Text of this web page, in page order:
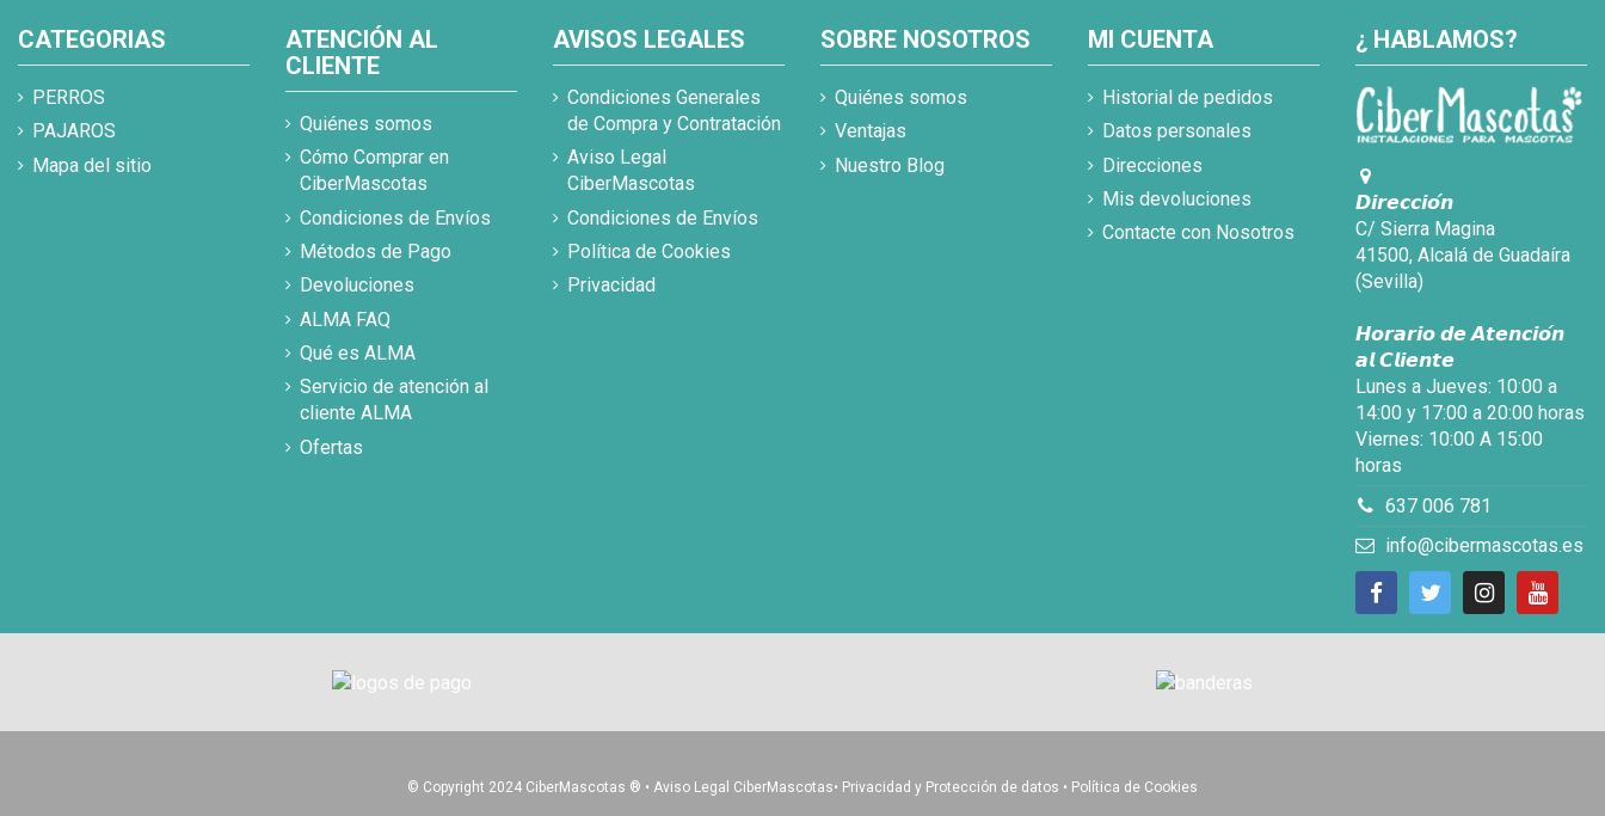
CATEGORIAS
PERROS
PAJAROS
Mapa del sitio
ATENCIÓN AL
CLIENTE
Quiénes somos
Cómo Comprar en
CiberMascotas
Condiciones de Envíos
Métodos de Pago
Devoluciones
ALMA FAQ
Qué es ALMA
Servicio de atención al
cliente ALMA
Ofertas
AVISOS LEGALES
Condiciones Generales
de Compra y Contratación
Aviso Legal
CiberMascotas
Condiciones de Envíos
Política de Cookies
Privacidad
SOBRE NOSOTROS
Quiénes somos
Ventajas
Nuestro Blog
MI CUENTA
Historial de pedidos
Datos personales
Direcciones
Mis devoluciones
Contacte con Nosotros
¿ HABLAMOS?
𝘿𝙞𝙧𝙚𝙘𝙘𝙞𝙤́𝙣
C/ Sierra Magina
41500, Alcalá de Guadaíra
(Sevilla)
𝙃𝙤𝙧𝙖𝙧𝙞𝙤 𝙙𝙚 𝘼𝙩𝙚𝙣𝙘𝙞𝙤́𝙣
𝙖𝙡 𝘾𝙡𝙞𝙚𝙣𝙩𝙚
Lunes a Jueves: 10:00 a
14:00 y 17:00 a 20:00 horas
Viernes: 10:00 A 15:00
horas
637 006 781
info@cibermascotas.es
© Copyright 2024 CiberMascotas ® • Aviso Legal CiberMascotas• Privacidad y Protección de datos • Política de Cookies